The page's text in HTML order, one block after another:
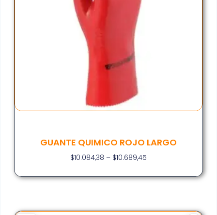
GUANTE QUIMICO ROJO LARGO
$10.084,38 – $10.689,45